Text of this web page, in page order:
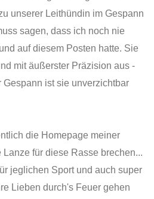
unserer Leithündin im Gespann
sagen, dass ich noch nie
auf diesem Posten hatte. Sie
mit äußerster Präzision aus -
ist sie unverzichtbar
die Homepage meiner
für diese Rasse brechen...
jeglichen Sport und auch super
Lieben durch's Feuer gehen